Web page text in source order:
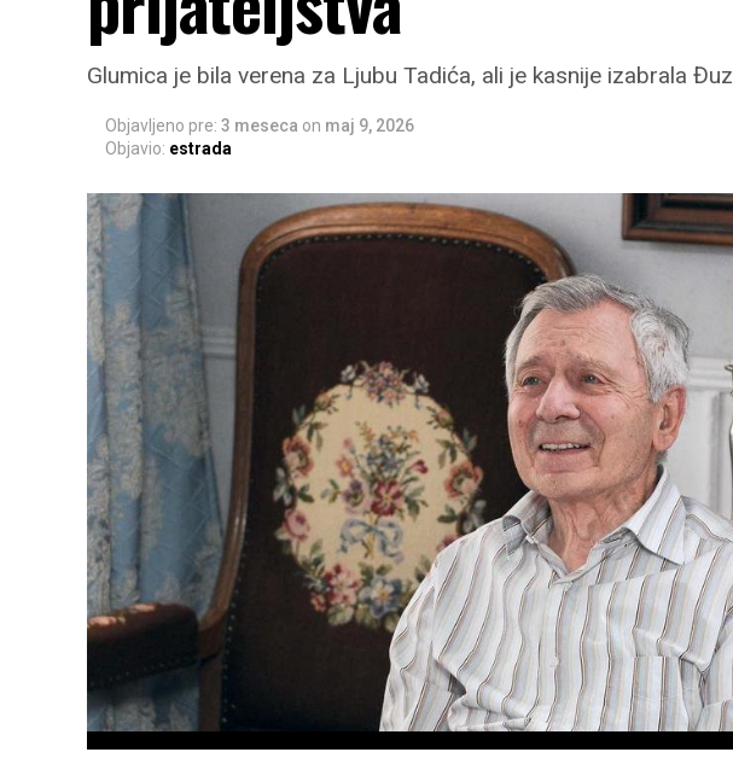
Glumica je bila verena za Ljubu Tadića, ali je kasnije izabrala
Objavljeno pre: 3 meseca on maj 9, 2026
Objavio: estrada